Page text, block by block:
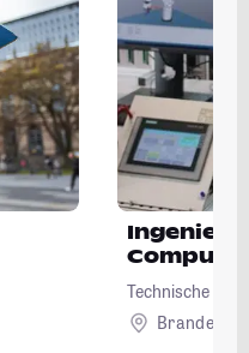
Technische
Brandenburg